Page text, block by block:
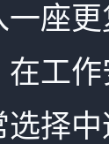
一座
在工
选择